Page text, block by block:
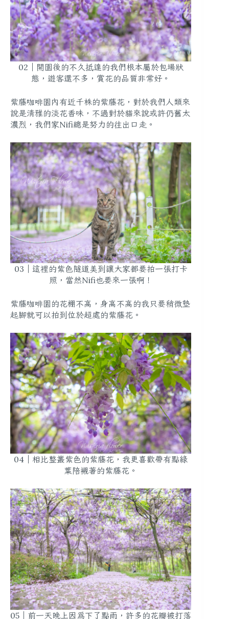
02｜開園後的不久抵達的我們根本屬於包場狀
態，遊客還不多，賞花的品質非常好。
紫藤咖啡園內有近千株的紫藤花，對於我們人類來
說是清雅的淡花香味，不過對於貓來說或許仍舊太
濃烈，我們家Nifi總是努力的往出口走。
03｜這裡的紫色隧道美到讓大家都要拍一張打卡
照，當然Nifi也要來一張啊！
紫藤咖啡園的花棚不高，身高不高的我只要稍微墊
起腳就可以拍到位於超處的紫藤花。
04｜相比整叢紫色的紫藤花，我更喜歡帶有點綠
葉陪襯著的紫藤花。
05｜前一天晚上因為下了點雨，許多的花瓣被打落